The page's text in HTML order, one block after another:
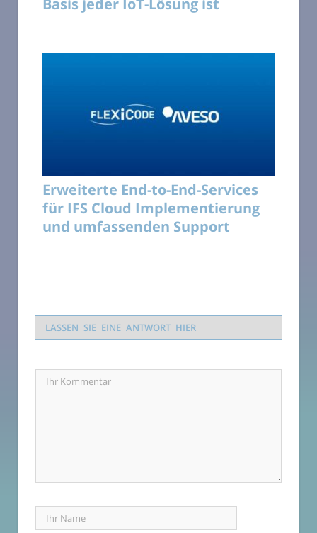
Erweiterte End-to-End-Services
für IFS Cloud Implementierung
und umfassenden Support
LASSEN SIE EINE ANTWORT HIER